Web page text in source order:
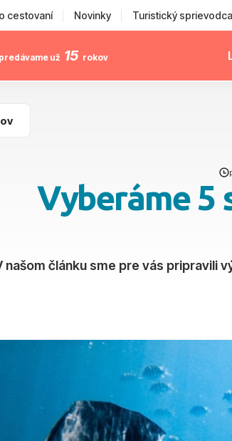
cestovaní Novinky Turistický sprievodca
už 15 rokov
Vyberáme 5
našom článku sme pre vás pripravili